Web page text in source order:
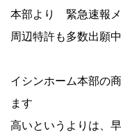
本部より 緊急速報メ
周辺特許も多数出願
イシンホーム本部の
ます
高いというよりは、